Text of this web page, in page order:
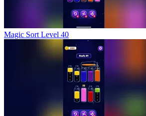
Magic Sort Level 40